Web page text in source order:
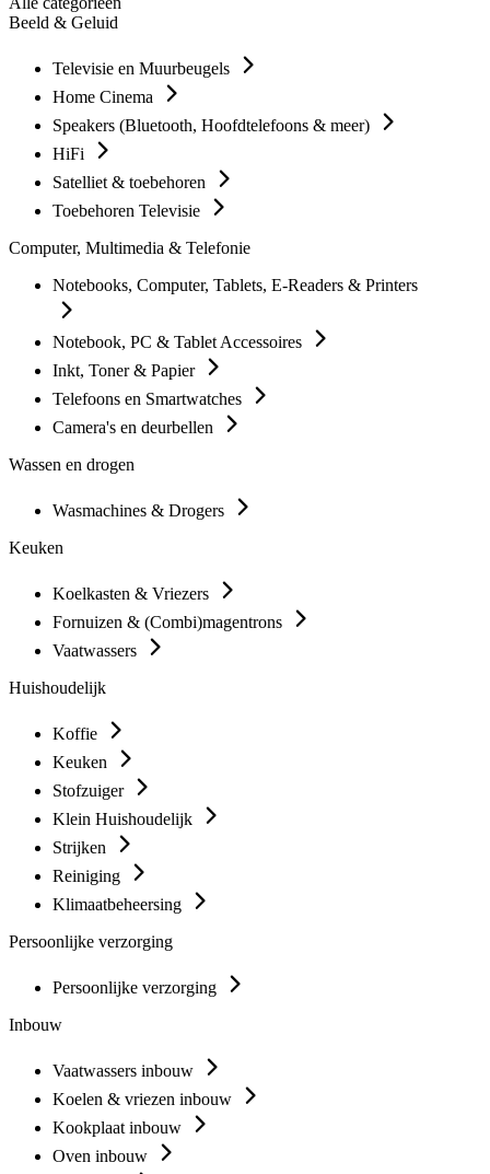
Beeld & Geluid
Televisie en Muurbeugels
Home Cinema
Speakers (Bluetooth, Hoofdtelefoons & meer)
HiFi
Satelliet & toebehoren
Toebehoren Televisie
Computer, Multimedia & Telefonie
Notebooks, Computer, Tablets, E-Readers & Printers
Notebook, PC & Tablet Accessoires
Inkt, Toner & Papier
Telefoons en Smartwatches
Camera's en deurbellen
Wassen en drogen
Wasmachines & Drogers
Keuken
Koelkasten & Vriezers
Fornuizen & (Combi)magentrons
Vaatwassers
Huishoudelijk
Koffie
Keuken
Stofzuiger
Klein Huishoudelijk
Strijken
Reiniging
Klimaatbeheersing
Persoonlijke verzorging
Persoonlijke verzorging
Inbouw
Vaatwassers inbouw
Koelen & vriezen inbouw
Kookplaat inbouw
Oven inbouw